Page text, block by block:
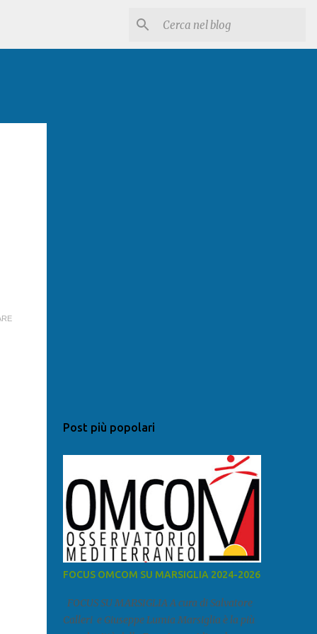
Post più popolari
FOCUS OMCOM SU MARSIGLIA 2024-2026
FOCUS SU MARSIGLIA A cura di Salvatore
Calleri e Giuseppe Lumia Marsiglia è la più